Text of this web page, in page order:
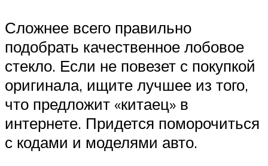
Сложнее всего правильно
подобрать качественное лобовое
стекло. Если не повезет с покупкой
оригинала, ищите лучшее из того,
что предложит «китаец» в
интернете. Придется поморочиться
с кодами и моделями авто.